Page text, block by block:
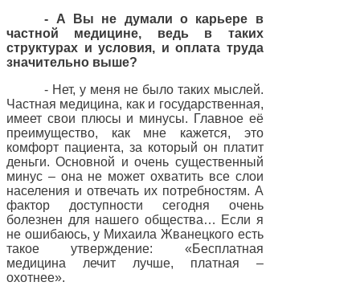
- А Вы не думали о карьере в
частной медицине, ведь в таких
структурах и условия, и оплата труда
значительно выше?
- Нет, у меня не было таких мыслей.
Частная медицина, как и государственная,
имеет свои плюсы и минусы. Главное её
преимущество, как мне кажется, это
комфорт пациента, за который он платит
деньги. Основной и очень существенный
минус – она не может охватить все слои
населения и отвечать их потребностям. А
фактор доступности сегодня очень
болезнен для нашего общества… Если я
не ошибаюсь, у Михаила Жванецкого есть
такое утверждение: «Бесплатная
медицина лечит лучше, платная –
охотнее».